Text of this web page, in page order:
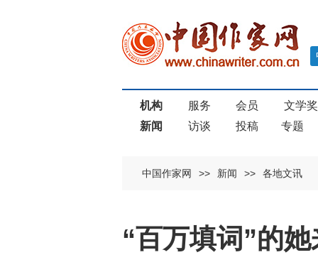
机构 服务 会员
文学
新闻
访谈 投稿 专题
中国作家网 >> 新闻 >> 各地文讯
“百万填词”的